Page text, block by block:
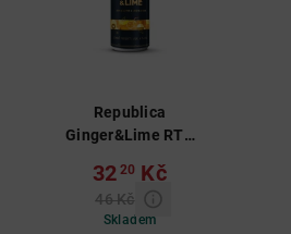
Republica
Ginger&Lime RTD
32 20 Kč
46 Kč
Skladem